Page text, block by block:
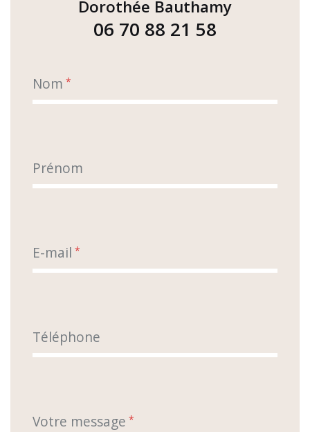
Dorothée Bauthamy
06 70 88 21 58
Nom *
Prénom
E-mail *
Téléphone
Votre message *